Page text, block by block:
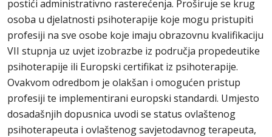
postići administrativno rasterećenja. Proširuje se krug
osoba u djelatnosti psihoterapije koje mogu pristupiti
profesiji na sve osobe koje imaju obrazovnu kvalifikaciju
VII stupnja uz uvjet izobrazbe iz područja propedeutike
psihoterapije ili Europski certifikat iz psihoterapije.
Ovakvom odredbom je olakšan i omogućen pristup
profesiji te implementirani europski standardi. Umjesto
dosadašnjih dopusnica uvodi se status ovlaštenog
psihoterapeuta i ovlaštenog savjetodavnog terapeuta,